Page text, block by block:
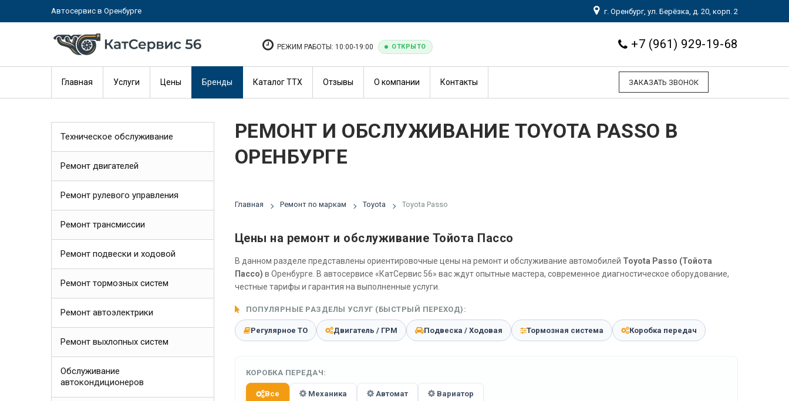
Автосервис в Оренбурге г. Оренбург, ул. Берёзка, д. 20, корп. 2
+7 (961) 929-19-68
РЕЖИМ РАБОТЫ: 10:00-19:00 ОТКРЫТО
ЗАКАЗАТЬ ЗВОНОК
Главная Услуги Цены Бренды Каталог ТТХ Отзывы О компании Контакты
РЕМОНТ И ОБСЛУЖИВАНИЕ TOYOTA PASSO В
ОРЕНБУРГЕ
Главная Ремонт по маркам Toyota Toyota Passo
Цены на ремонт и обслуживание Тойота Пассо
В данном разделе представлены ориентировочные цены на ремонт и обслуживание автомобилей Toyota Passo (Тойота
Пассо) в Оренбурге. В автосервисе «КатСервис 56» вас ждут опытные мастера, современное диагностическое оборудование,
честные тарифы и гарантия на выполненные услуги.
ПОПУЛЯРНЫЕ РАЗДЕЛЫ УСЛУГ (БЫСТРЫЙ ПЕРЕХОД):
Регулярное ТО Двигатель / ГРМ Подвеска / Ходовая Тормозная система Коробка передач
КОРОБКА ПЕРЕДАЧ:
Все Механика Автомат Вариатор
Техническое обслуживание
Ремонт двигателей
Ремонт рулевого управления
Ремонт трансмиссии
Ремонт подвески и ходовой
Ремонт тормозных систем
Ремонт автоэлектрики
Ремонт выхлопных систем
Обслуживание
автокондиционеров